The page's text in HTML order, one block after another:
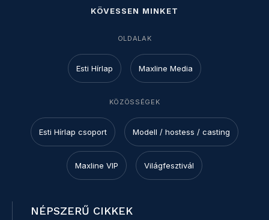
KÖVESSEN MINKET
OLDALAK
Esti Hírlap Maxline Media
KÖZÖSSÉGEK
Esti Hírlap csoport Modell / hostess / casting
Maxline VIP Világfesztivál
NÉPSZERŰ CIKKEK